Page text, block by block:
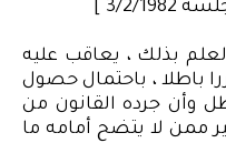
بذلك ، يعاقب عليه
باطلا ، باحتمال حصول
وأن جرده القانون من
ممن لا يتضح أمامه ما